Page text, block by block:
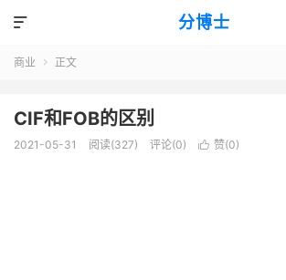
分博士

商业  正文
CIF和FOB的区别
2021-05-31 阅读(327) 评论(0)  赞(0)